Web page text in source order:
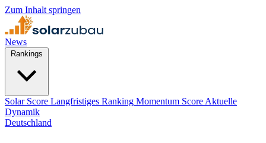
Zum Inhalt springen
News
Solar Score Langfristiges Ranking Momentum Score Aktuelle
Dynamik
Deutschland